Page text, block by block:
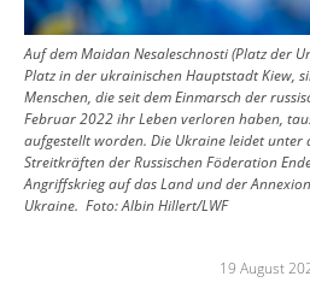
Auf dem Maidan Nesaleschnosti (Platz der
Platz in der ukrainischen Hauptstadt Kiew,
Menschen, die seit dem Einmarsch der
Februar 2022 ihr Leben verloren haben,
aufgestellt worden. Die Ukraine leidet unter
Streitkräften der Russischen Föderation
Angriffskrieg auf das Land und der
Ukraine. Foto:Albin Hillert/LWF
19 August